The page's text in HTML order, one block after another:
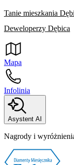
Tanie mieszkania
Deweloperzy Dębica
Mapa
Infolinia
Asystent AI
Nagrody i